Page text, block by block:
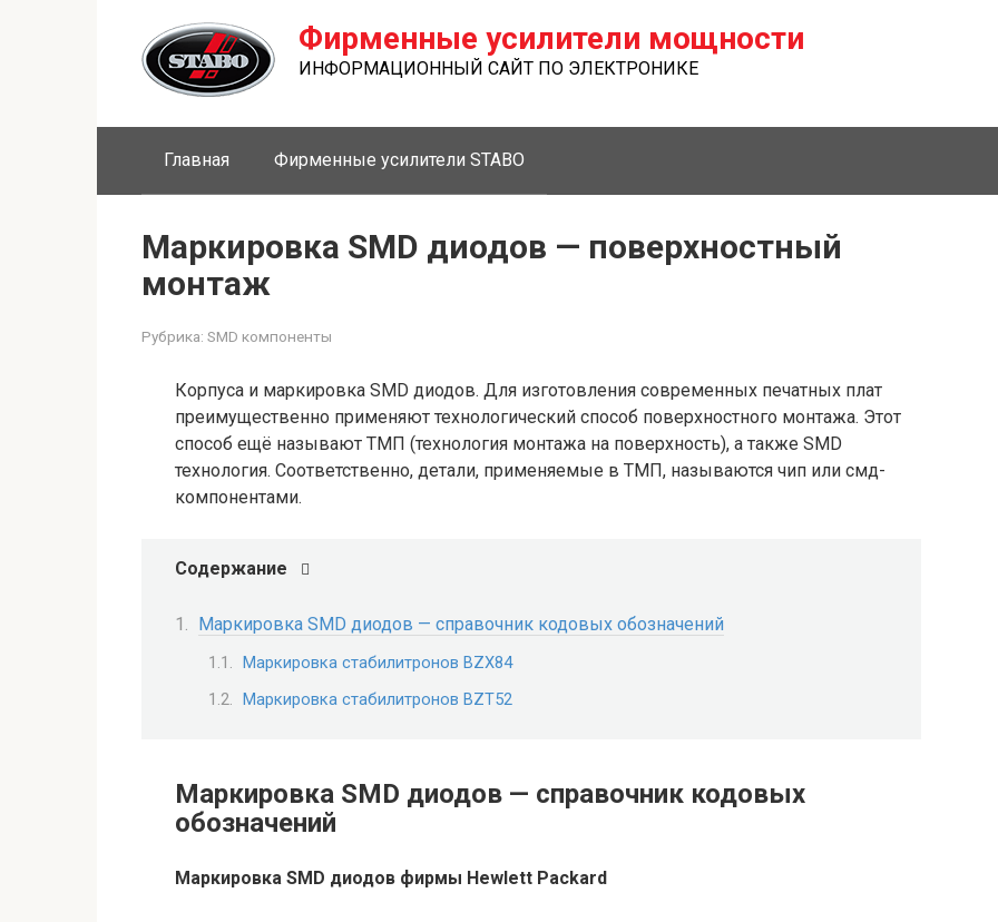
Фирменные усилители мощности
ИНФОРМАЦИОННЫЙ САЙТ ПО ЭЛЕКТРОНИКЕ
Главная Фирменные усилители STABO
Маркировка SMD диодов — поверхностный
монтаж
Рубрика: SMD компоненты
Корпуса и маркировка SMD диодов. Для изготовления современных печатных плат
преимущественно применяют технологический способ поверхностного монтажа. Этот
способ ещё называют ТМП (технология монтажа на поверхность), а также SMD
технология. Соответственно, детали, применяемые в ТМП, называются чип или смд-
компонентами.
Содержание
Маркировка SMD диодов — справочник кодовых обозначений
Маркировка стабилитронов BZX84
Маркировка стабилитронов BZT52
Маркировка SMD диодов — справочник кодовых
обозначений
Маркировка SMD диодов фирмы Hewlett Packard